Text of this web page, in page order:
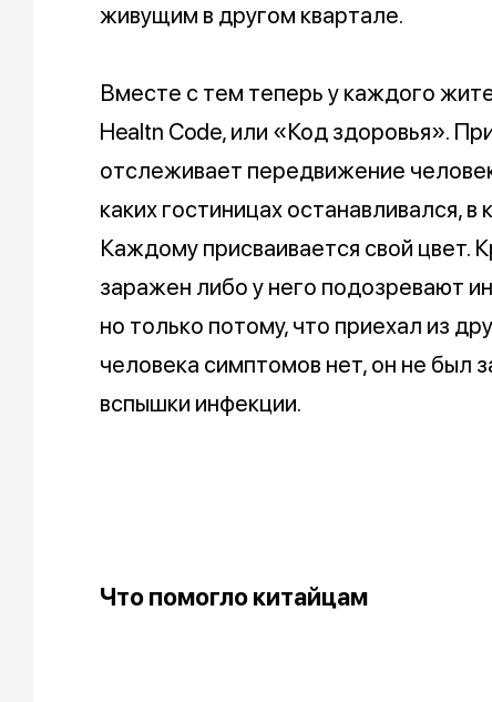
живущим в другом квартале.
Вместе с тем теперь у каждого
Healtn Code, или «Код здоровья».
отслеживает передвижение
каких гостиницах останавливался,
Каждому присваивается свой цвет.
заражен либо у него подозревают
но только потому, что приехал из
человека симптомов нет, он не был
вспышки инфекции.
Что помогло китайцам